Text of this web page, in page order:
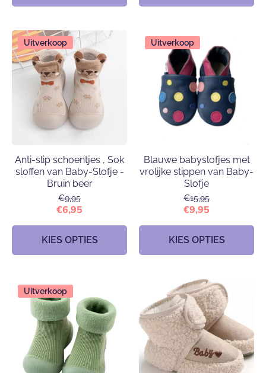
Uitverkoop
Anti-slip schoentjes , Sok
sloffen van Baby-Slofje -
Bruin beer
€9,95
€6,95
KIES OPTIES
Uitverkoop
Blauwe babyslofjes met
vrolijke stippen van Baby-
Slofje
€15,95
€9,95
KIES OPTIES
Uitverkoop